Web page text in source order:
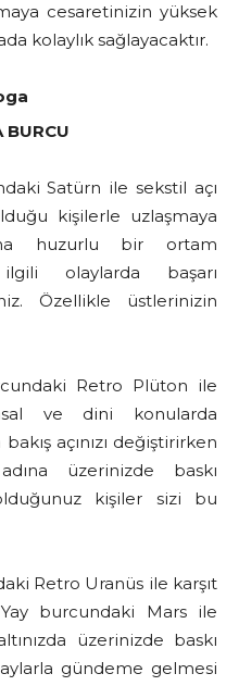
cesaretinizin yüksek
kolaylık sağlayacaktır.
BURCU
Satürn ile sekstil açı
kişilerle uzlaşmaya
huzurlu bir ortam
olaylarda başarı
Özellikle üstlerinizin
Retro Plüton ile
ve dini konularda
açınızı değiştirirken
üzerinizde baskı
kişiler sizi bu
Retro Uranüs ile karşıt
burcundaki Mars ile
üzerinizde baskı
gündeme gelmesi